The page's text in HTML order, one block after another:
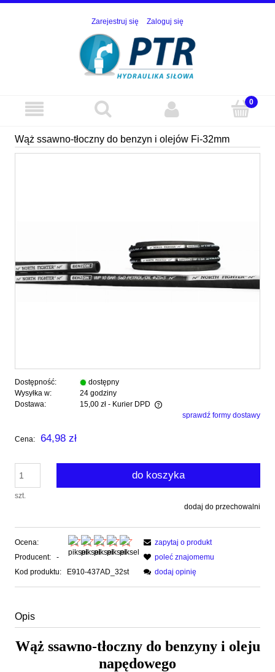
Zarejestruj się Zaloguj się
Wąż ssawno-tłoczny do benzyn i olejów Fi-32mm
Dostępność:
dostępny
Wysyłka w:
24 godziny
Dostawa:
15,00 zł - Kurier DPD
Cena nie zawiera ewentualnych kosztów płatnościsprawdź formy dostawy
Cena: 64,98 zł
szt.
do koszyka
dodaj do przechowalni
Ocena:
Producent:
-
Kod produktu:
E910-437AD_32st
zapytaj o produkt
poleć znajomemu
dodaj opinię
Opis
Wąż ssawno-tłoczny do benzyny i oleju
napędowego